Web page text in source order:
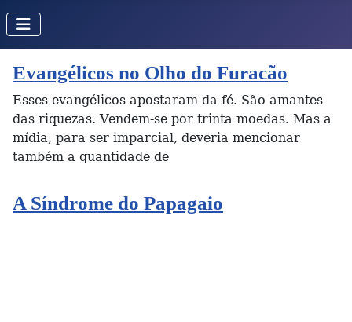
Evangélicos no Olho do Furacão
Esses evangélicos apostaram da fé. São amantes
das riquezas. Vendem-se por trinta moedas. Mas a
mídia, para ser imparcial, deveria mencionar
também a quantidade de
A Síndrome do Papagaio